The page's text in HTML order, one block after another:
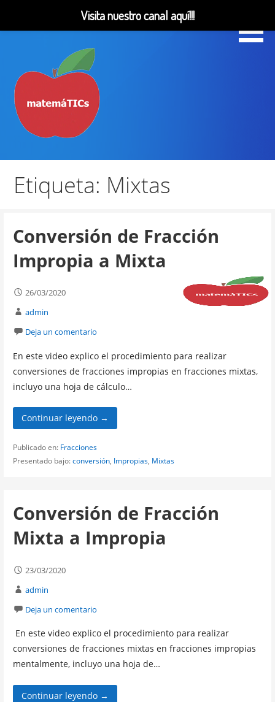
contenido
MatemáTICs
Etiqueta: Mixtas
Conversión de Fracción
Impropia a Mixta
26/03/2020
admin
Deja un comentario
En este video explico el procedimiento para realizar
conversiones de fracciones impropias en fracciones mixtas,
incluyo una hoja de cálculo…
Continuar leyendo →
Publicado en: Fracciones
Presentado bajo:conversión, Impropias, Mixtas
Conversión de Fracción
Mixta a Impropia
23/03/2020
admin
Deja un comentario
En este video explico el procedimiento para realizar
conversiones de fracciones mixtas en fracciones impropias
mentalmente, incluyo una hoja de…
Continuar leyendo →
Visita nuestro canal aquí!!!